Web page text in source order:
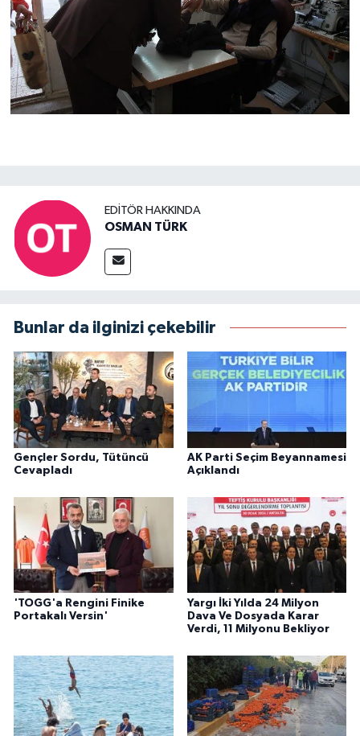
EDITÖR HAKKINDA
OSMAN TÜRK
Bunlar da ilginizi çekebilir
Gençler Sordu, Tütüncü
Cevapladı
AK Parti Seçim Beyannamesi
Açıklandı
'TOGG'a Rengini Finike
Portakalı Versin'
Yargı İki Yılda 24 Milyon
Dava Ve Dosyada Karar
Verdi, 11 Milyonu Bekliyor